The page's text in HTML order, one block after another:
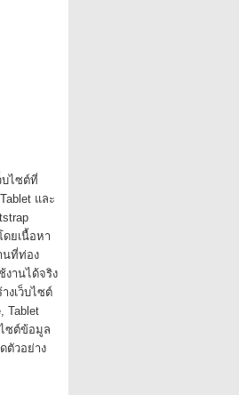
บไซต์ที่
และ
ดยเนื้อหา
นที่ท่อง
งานได้จริง
งเว็บไซต์
Tablet
ไซต์ข้อมูล
ตัวอย่าง